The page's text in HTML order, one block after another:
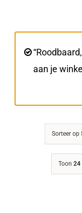
Steun BONAS
Winkelwagen
aan je
Sorteer op
Toon 24